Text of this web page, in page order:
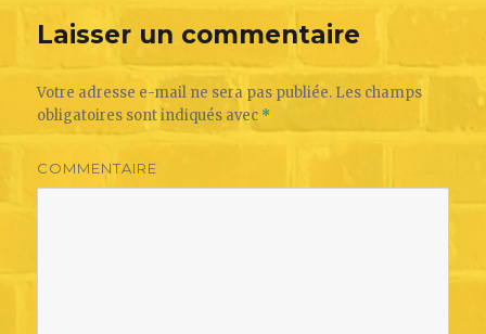
Laisser un commentaire
Votre adresse e-mail ne sera pas publiée. Les champs
obligatoires sont indiqués avec *
COMMENTAIRE